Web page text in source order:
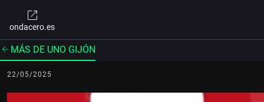
ondacero.es
MÁS DE UNO GIJÓN
22/05/2025